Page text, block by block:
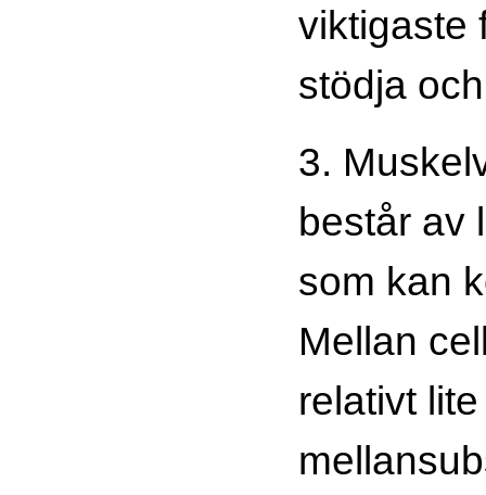
viktigaste
stödja
3.
består av
som kan
Mellan
relativt